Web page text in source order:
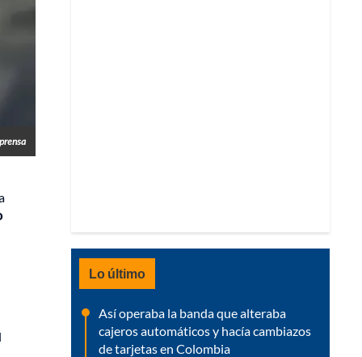
Lo último
Así operaba la banda que alteraba
cajeros automáticos y hacía cambiazos
de tarjetas en Colombia